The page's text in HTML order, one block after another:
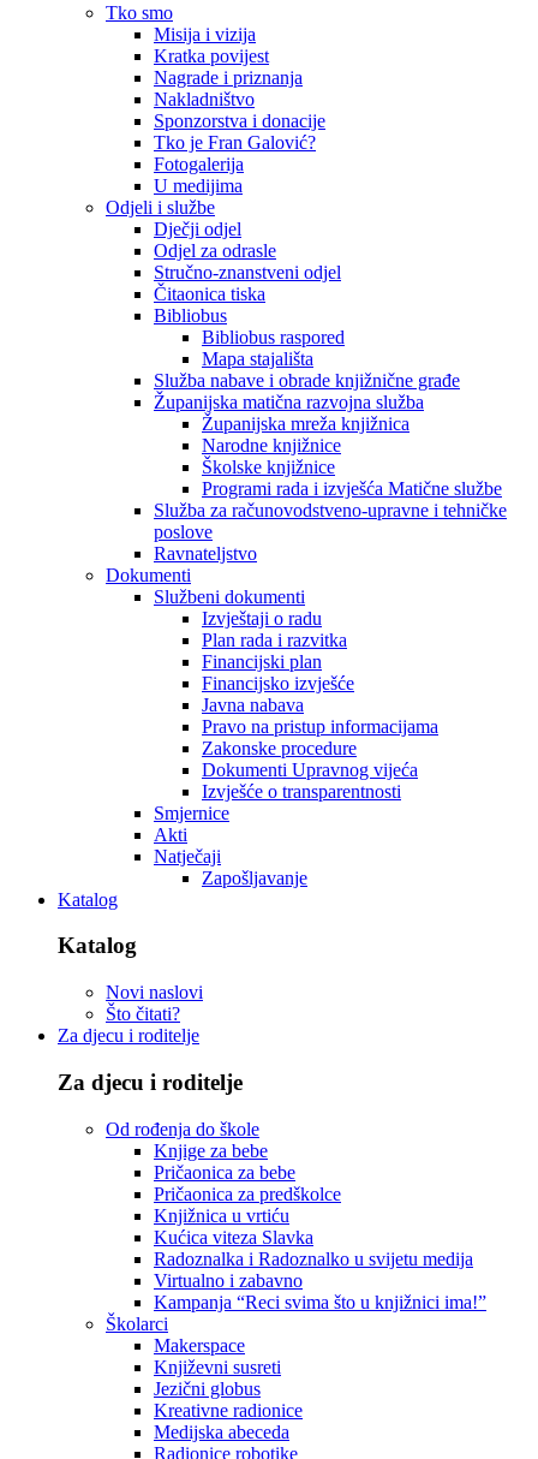
Tko smo
Misija i vizija
Kratka povijest
Nagrade i priznanja
Nakladništvo
Sponzorstva i donacije
Tko je Fran Galović?
Fotogalerija
U medijima
Odjeli i službe
Dječji odjel
Odjel za odrasle
Stručno-znanstveni odjel
Čitaonica tiska
Bibliobus
Bibliobus raspored
Mapa stajališta
Služba nabave i obrade knjižnične građe
Županijska matična razvojna služba
Županijska mreža knjižnica
Narodne knjižnice
Školske knjižnice
Programi rada i izvješća Matične službe
Služba za računovodstveno-upravne i tehničke
poslove
Ravnateljstvo
Dokumenti
Službeni dokumenti
Izvještaji o radu
Plan rada i razvitka
Financijski plan
Financijsko izvješće
Javna nabava
Pravo na pristup informacijama
Zakonske procedure
Dokumenti Upravnog vijeća
Izvješće o transparentnosti
Smjernice
Akti
Natječaji
Zapošljavanje
Katalog
Katalog
Novi naslovi
Što čitati?
Za djecu i roditelje
Za djecu i roditelje
Od rođenja do škole
Knjige za bebe
Pričaonica za bebe
Pričaonica za predškolce
Knjižnica u vrtiću
Kućica viteza Slavka
Radoznalka i Radoznalko u svijetu medija
Virtualno i zabavno
Kampanja “Reci svima što u knjižnici ima!”
Školarci
Makerspace
Književni susreti
Jezični globus
Kreativne radionice
Medijska abeceda
Radionice robotike